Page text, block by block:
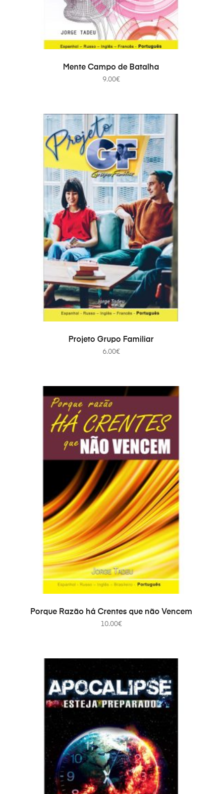
ADICIONAR
Mente Campo de Batalha
9.00€
ADICIONAR
Projeto Grupo Familiar
6.00€
ADICIONAR
Porque Razão há Crentes que não Vencem
10.00€